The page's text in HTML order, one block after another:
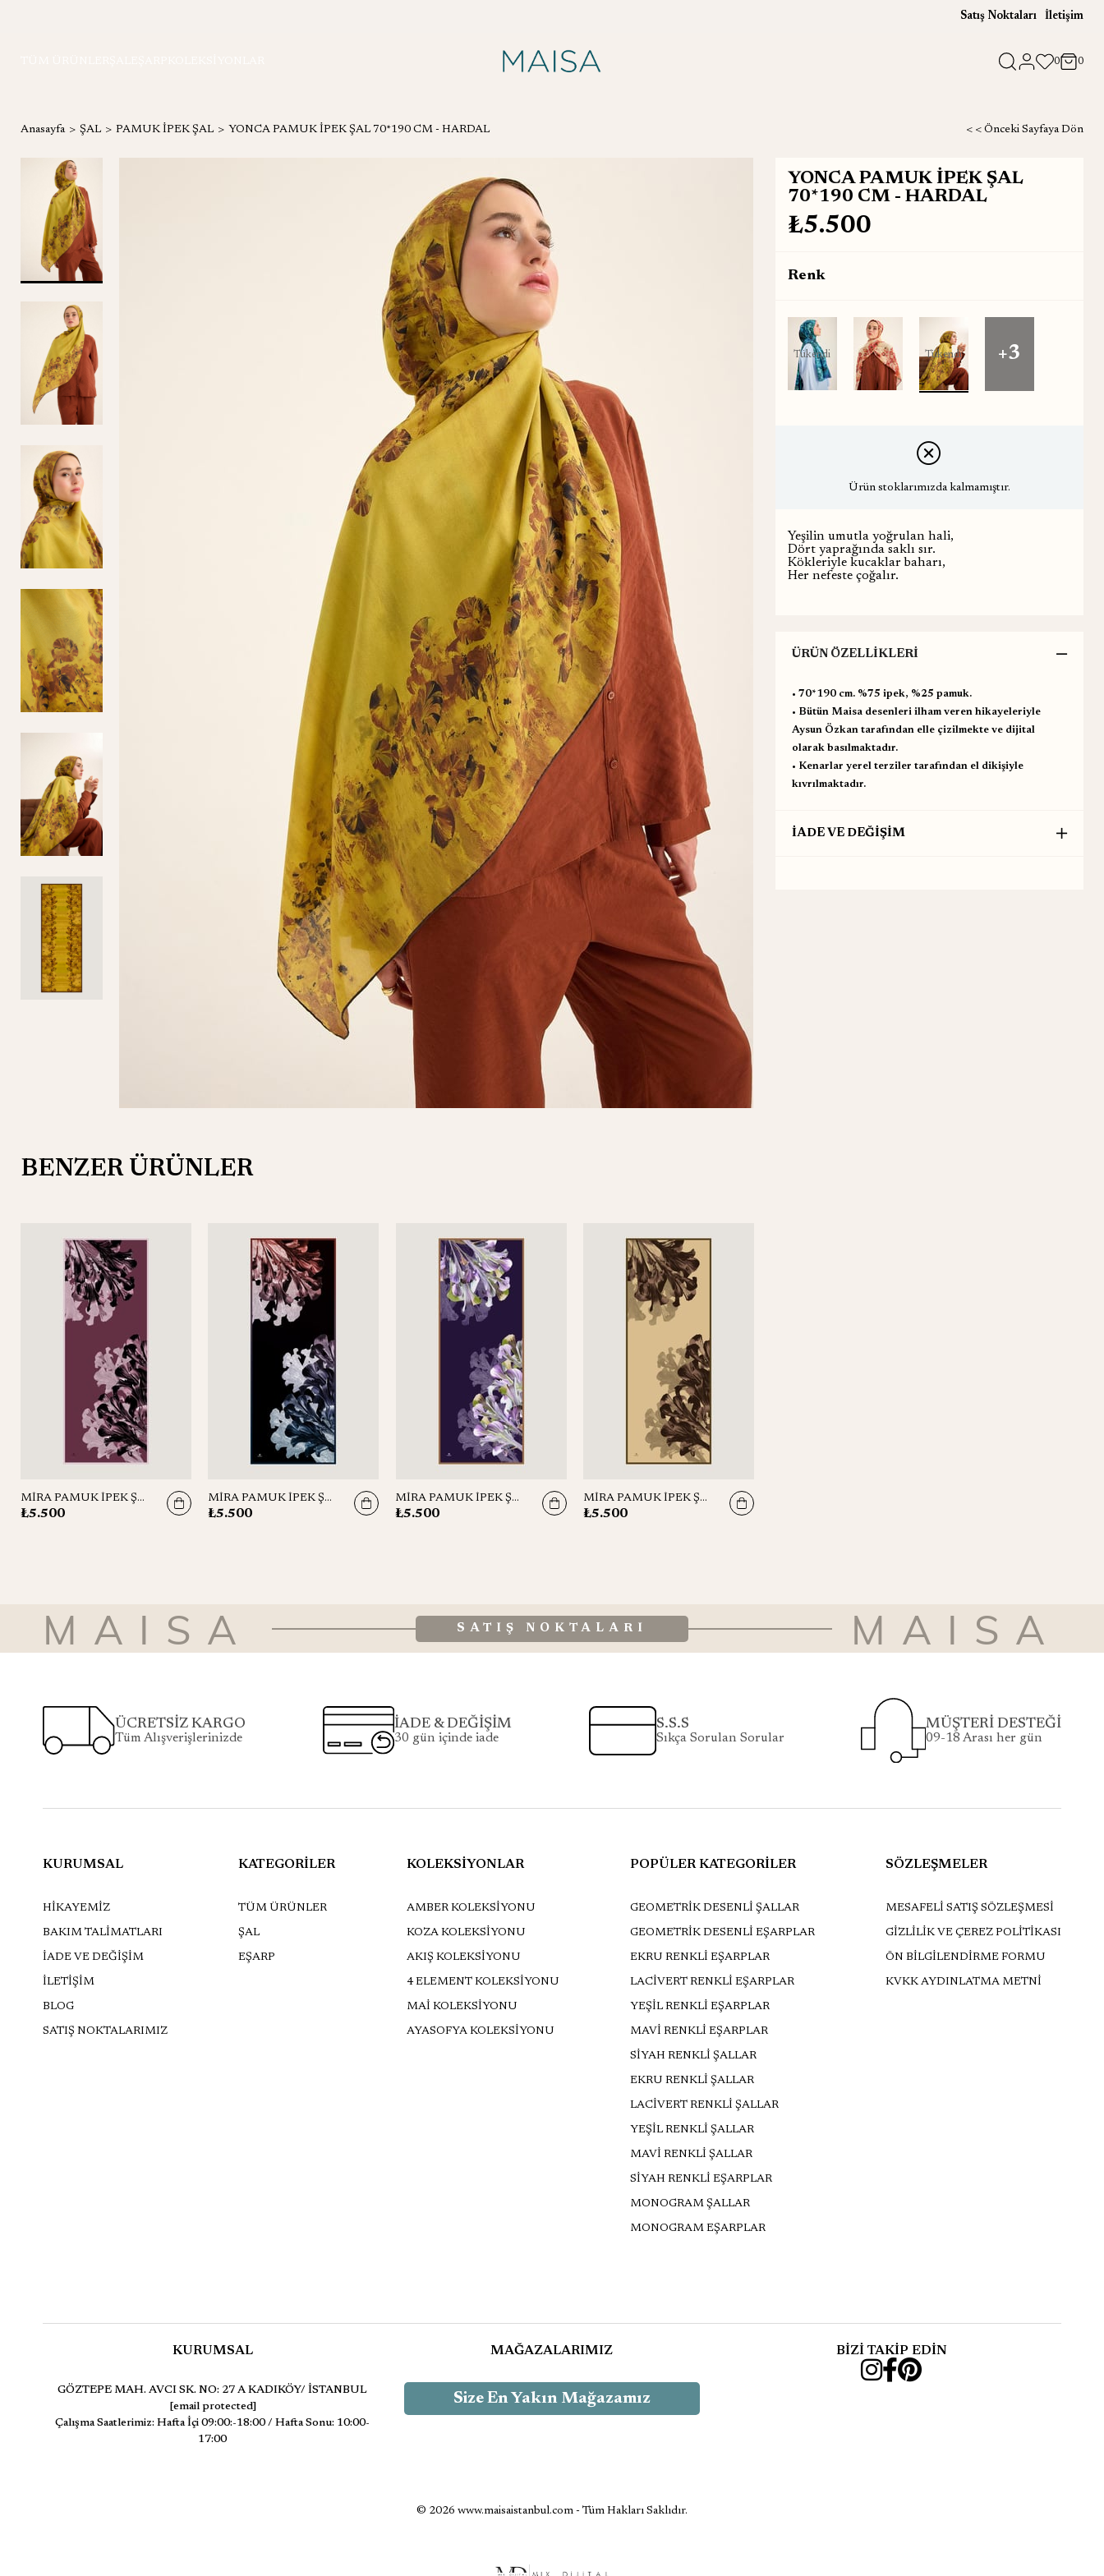
Satış Noktaları İletişim
0 0
Anasayfa ŞAL PAMUK İPEK ŞAL YONCA PAMUK İPEK ŞAL 70*190 CM - HARDAL < < Önceki Sayfaya Dön
BENZER ÜRÜNLER
MİRA PAMUK İPEK ŞAL 70*190 CM - GÜL KURUSU
₺5.500
MİRA PAMUK İPEK ŞAL 70*190 CM - LACİVERT
₺5.500
MİRA PAMUK İPEK ŞAL 70*190 CM - MOR
₺5.500
MİRA PAMUK İPEK ŞAL 70*190 CM - CAMEL
₺5.500
YONCA PAMUK İPEK ŞAL
70*190 CM - HARDAL
₺5.500
Renk
Tükendi Tükendi +3
Ürün stoklarımızda kalmamıştır.
Yeşilin umutla yoğrulan hali,
Dört yaprağında saklı sır.
Kökleriyle kucaklar baharı,
Her nefeste çoğalır.
ÜRÜN ÖZELLIKLERI
•⁠ ⁠70*190 cm. %75 ipek, %25 pamuk.
•⁠ ⁠Bütün Maisa desenleri ilham veren hikayeleriyle
Aysun Özkan tarafından elle çizilmekte ve dijital
olarak basılmaktadır.
•⁠ ⁠Kenarlar yerel terziler tarafından el dikişiyle
kıvrılmaktadır.
İADE VE DEĞİŞİM
MAISA SATIŞ NOKTALARI MAISA
ÜCRETSİZ KARGO
Tüm Alışverişlerinizde
İADE & DEĞİŞİM
30 gün içinde iade
S.S.S
Sıkça Sorulan Sorular
MÜŞTERİ DESTEĞİ
09-18 Arası her gün
KURUMSAL
HİKAYEMİZ
BAKIM TALİMATLARI
İADE VE DEĞİŞİM
İLETİŞİM
BLOG
SATIŞ NOKTALARIMIZ
KATEGORİLER
TÜM ÜRÜNLER
ŞAL
EŞARP
KOLEKSİYONLAR
AMBER KOLEKSİYONU
KOZA KOLEKSİYONU
AKIŞ KOLEKSİYONU
4 ELEMENT KOLEKSİYONU
MAİ KOLEKSİYONU
AYASOFYA KOLEKSİYONU
POPÜLER KATEGORİLER
GEOMETRİK DESENLİ ŞALLAR
GEOMETRİK DESENLİ EŞARPLAR
EKRU RENKLİ EŞARPLAR
LACİVERT RENKLİ EŞARPLAR
YEŞİL RENKLİ EŞARPLAR
MAVİ RENKLİ EŞARPLAR
SİYAH RENKLİ ŞALLAR
EKRU RENKLİ ŞALLAR
LACİVERT RENKLİ ŞALLAR
YEŞİL RENKLİ ŞALLAR
MAVİ RENKLİ ŞALLAR
SİYAH RENKLİ EŞARPLAR
MONOGRAM ŞALLAR
MONOGRAM EŞARPLAR
SÖZLEŞMELER
MESAFELİ SATIŞ SÖZLEŞMESİ
GİZLİLİK VE ÇEREZ POLİTİKASI
ÖN BİLGİLENDİRME FORMU
KVKK AYDINLATMA METNİ
KURUMSAL
GÖZTEPE MAH. AVCI SK. NO: 27 A KADIKÖY/ İSTANBUL
[email protected]
Çalışma Saatlerimiz: Hafta İçi 09:00:-18:00 / Hafta Sonu: 10:00-
17:00
MAĞAZALARIMIZ
Size En Yakın Mağazamız
BİZİ TAKİP EDİN
© 2026 www.maisaistanbul.com - Tüm Hakları Saklıdır.